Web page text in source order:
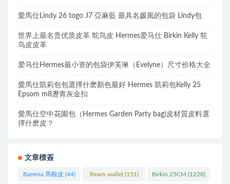
愛馬仕Lindy 26 togo J7 亞麻藍 最具名媛風的包袋 Lindy包
世界上最名贵优质皮革 鸵鸟皮 Hermes爱马仕 Birkin Kelly 鸵
鸟皮皮革
爱马仕Hermes最小资的包袋伊芙琳（Evelyne）尺寸价格大全
愛馬仕凱莉包包選擇什麽顏色最好 Hermes 凱莉包Kelly 25
Epsom m8瀝青灰金扣
愛馬仕空中花園包（Hermes Garden Party bag)皮材質皮料選
擇什麽皮？
文章標簽
Barenia 馬鞍皮 (44) Bearn wallet(151) Birkin 25CM (1228)